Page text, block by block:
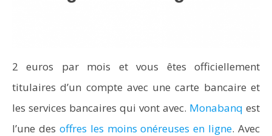
2 euros par mois et vous êtes officiellement
titulaires d’un compte avec une carte bancaire et
les services bancaires qui vont avec. Monabanq est
l’une des offres les moins onéreuses en ligne. Avec